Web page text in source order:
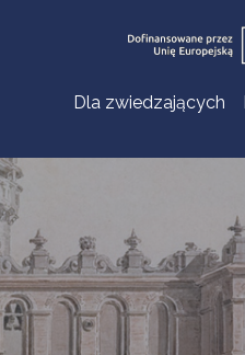
Dla zwiedzających